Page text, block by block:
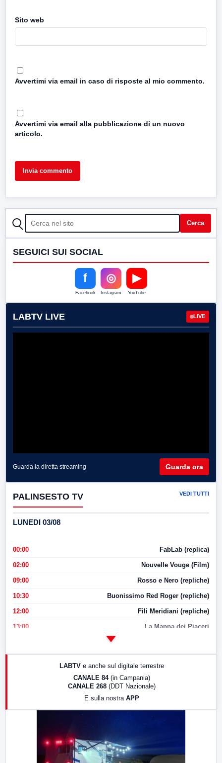
Sito web
Avvertimi via email in caso di risposte al mio commento.
Avvertimi via email alla pubblicazione di un nuovo
articolo.
CERCA Cerca
SEGUICI SUI SOCIAL
f
Facebook
◎
Instagram
▶
YouTube
LABTV LIVE LIVE
Guarda la diretta streaming Guarda ora
PALINSESTO TV VEDI TUTTI
LUNEDI 03/08
00:00 FabLab (replica)
02:00 Nouvelle Vouge (Film)
09:00 Rosso e Nero (repliche)
10:30 Buonissimo Red Roger (repliche)
12:00 Fili Meridiani (repliche)
13:00 La Mappa dei Piaceri
17:00 LabNews (replica)
LABTV e anche sul digitale terrestre
CANALE 84 (in Campania)
CANALE 268 (DDT Nazionale)
E sulla nostra APP